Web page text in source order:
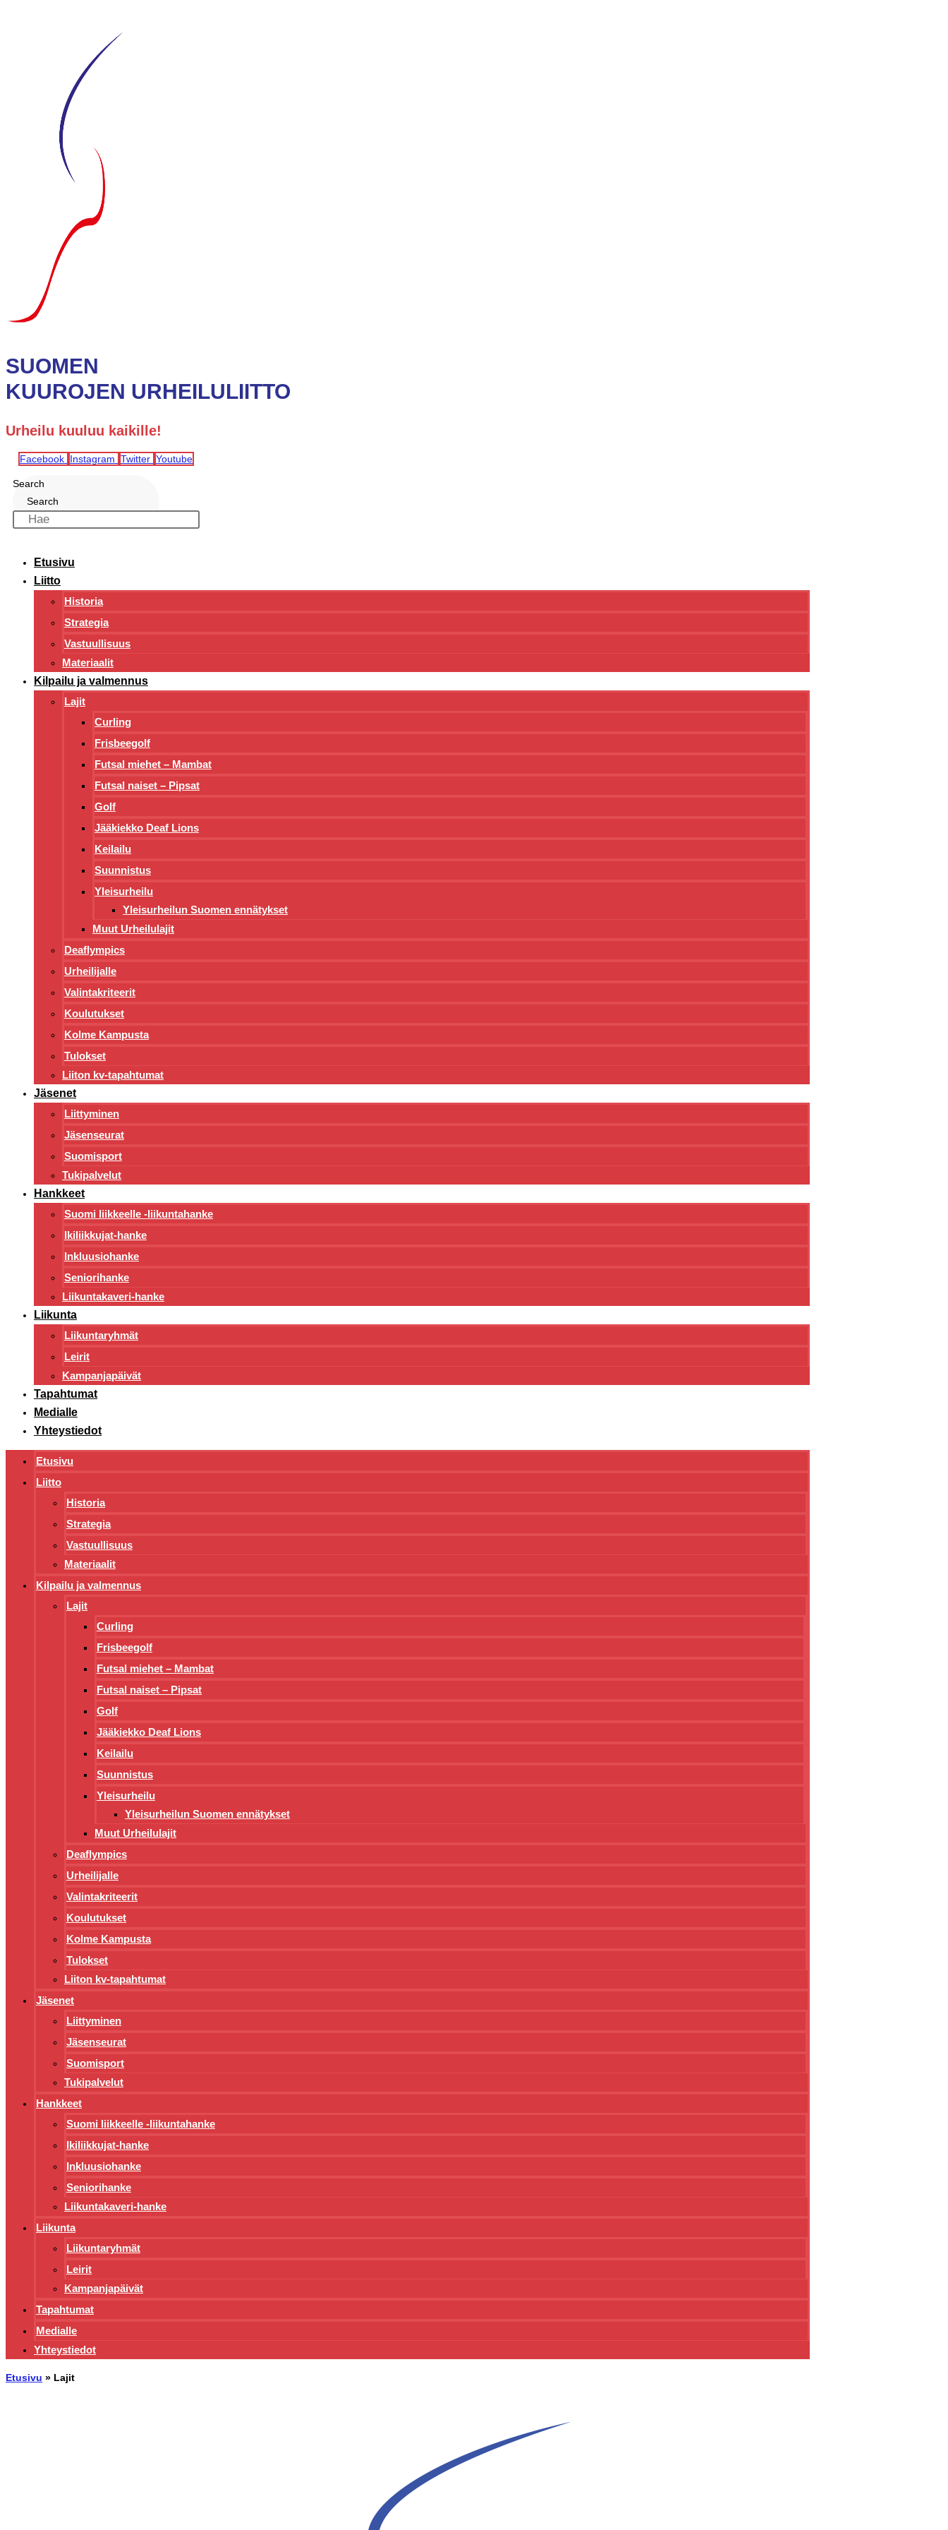
SUOMEN
KUUROJEN URHEILULIITTO
Urheilu kuuluu kaikille!
Facebook Instagram Twitter Youtube
Search
Search
Etusivu
Liitto
Historia
Strategia
Vastuullisuus
Materiaalit
Kilpailu ja valmennus
Lajit
Curling
Frisbeegolf
Futsal miehet – Mambat
Futsal naiset – Pipsat
Golf
Jääkiekko Deaf Lions
Keilailu
Suunnistus
Yleisurheilu
Yleisurheilun Suomen ennätykset
Muut Urheilulajit
Deaflympics
Urheilijalle
Valintakriteerit
Koulutukset
Kolme Kampusta
Tulokset
Liiton kv-tapahtumat
Jäsenet
Liittyminen
Jäsenseurat
Suomisport
Tukipalvelut
Hankkeet
Suomi liikkeelle -liikuntahanke
Ikiliikkujat-hanke
Inkluusiohanke
Seniorihanke
Liikuntakaveri-hanke
Liikunta
Liikuntaryhmät
Leirit
Kampanjapäivät
Tapahtumat
Medialle
Yhteystiedot
Etusivu
Liitto
Historia
Strategia
Vastuullisuus
Materiaalit
Kilpailu ja valmennus
Lajit
Curling
Frisbeegolf
Futsal miehet – Mambat
Futsal naiset – Pipsat
Golf
Jääkiekko Deaf Lions
Keilailu
Suunnistus
Yleisurheilu
Yleisurheilun Suomen ennätykset
Muut Urheilulajit
Deaflympics
Urheilijalle
Valintakriteerit
Koulutukset
Kolme Kampusta
Tulokset
Liiton kv-tapahtumat
Jäsenet
Liittyminen
Jäsenseurat
Suomisport
Tukipalvelut
Hankkeet
Suomi liikkeelle -liikuntahanke
Ikiliikkujat-hanke
Inkluusiohanke
Seniorihanke
Liikuntakaveri-hanke
Liikunta
Liikuntaryhmät
Leirit
Kampanjapäivät
Tapahtumat
Medialle
Yhteystiedot
Etusivu » Lajit